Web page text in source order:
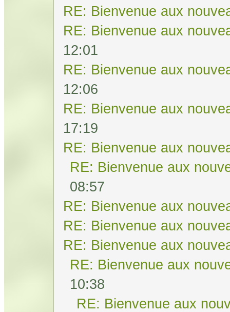
RE: Bienvenue aux
RE: Bienvenue aux
12:01
RE: Bienvenue aux
12:06
RE: Bienvenue aux
17:19
RE: Bienvenue aux
RE: Bienvenue aux
08:57
RE: Bienvenue aux
RE: Bienvenue aux
RE: Bienvenue aux
RE: Bienvenue aux
10:38
RE: Bienvenue aux